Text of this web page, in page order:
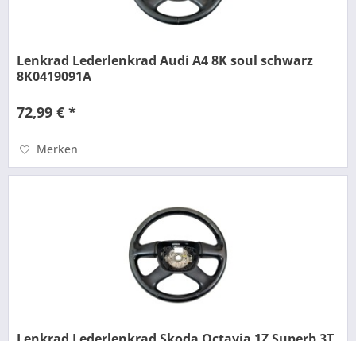
Lenkrad Lederlenkrad Audi A4 8K soul schwarz
8K0419091A
72,99 € *
Merken